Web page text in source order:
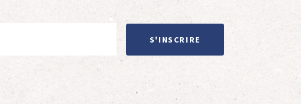
S'INSCRIRE